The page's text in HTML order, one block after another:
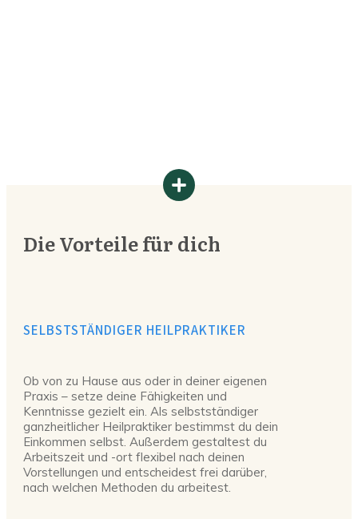
Die Vorteile für dich
SELBSTSTÄNDIGER HEILPRAKTIKER
Ob von zu Hause aus oder in deiner eigenen
Praxis – setze deine Fähigkeiten und
Kenntnisse gezielt ein. Als selbstständiger
ganzheitlicher Heilpraktiker bestimmst du dein
Einkommen selbst. Außerdem gestaltest du
Arbeitszeit und -ort flexibel nach deinen
Vorstellungen und entscheidest frei darüber,
nach welchen Methoden du arbeitest.